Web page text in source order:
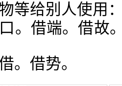
等给别人使用
。借端。借故
。借势。